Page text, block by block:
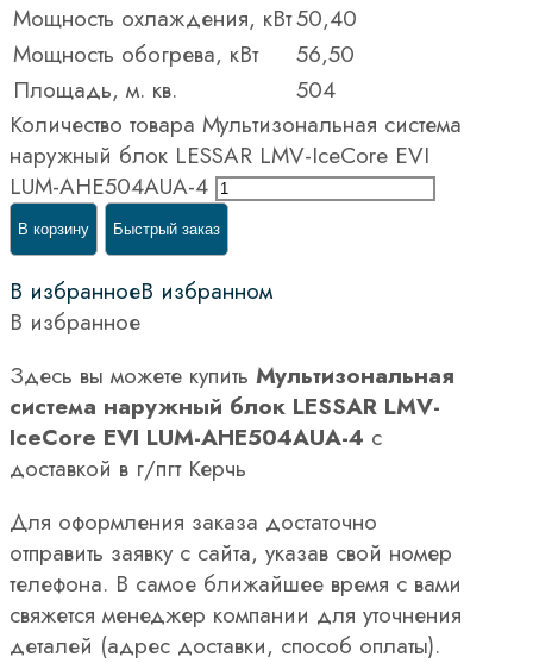
Мощность охлаждения, кВт50,40
Мощность обогрева, кВт
56,50
Площадь, м. кв.
504
Количество товара Мультизональная система
наружный блок LESSAR LMV-IceCore EVI
LUM-AHE504AUA-4
В корзину Быстрый заказ
В избранноеВ избранном
В избранное
Здесь вы можете купить Мультизональная
система наружный блок LESSAR LMV-
IceCore EVI LUM-AHE504AUA-4 с
доставкой в г/пгт Керчь
Для оформления заказа достаточно
отправить заявку с сайта, указав свой номер
телефона. В самое ближайшее время с вами
свяжется менеджер компании для уточнения
деталей (адрес доставки, способ оплаты).